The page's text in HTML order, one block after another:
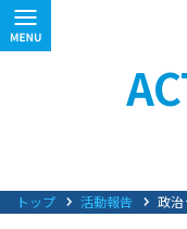
トップ 活動報告 政治